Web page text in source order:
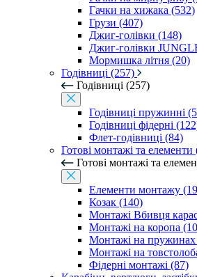
Гачки на хижака (532)
Грузи (407)
Джиг-голівки (148)
Джиг-голівки
Мормишка літня (20)
Годівниці (257)
Годівниці (257)
Годівниці пружинні
Годівниці фідерні
Флет-годівниці (84)
Готові монтажі та елементи
Готові монтажі та
Елементи монтажу
Козак (140)
Монтажі Вбивця
Монтажі на коропа
Монтажі на пружинах
Монтажі на
Фідерні монтажі (87)